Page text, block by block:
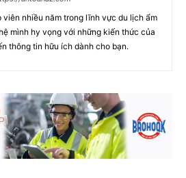
viên nhiều năm trong lĩnh vực du lịch ẩm
mình hy vọng với những kiến thức của
thông tin hữu ích dành cho bạn.